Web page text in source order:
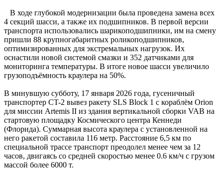
В ходе глубокой модернизации была проведена замена всех
4 секций шасси, а также их подшипников. В первой версии
транспорта использовались шарикоподшипники, им на смену
пришли 88 крупногабаритных роликоподшипников,
оптимизированных для экстремальных нагрузок. Их
оснастили новой системой смазки и 352 датчиками для
мониторинга температуры. В итоге новое шасси увеличило
грузоподъёмность краулера на 50%.
В минувшую субботу, 17 января 2026 года, гусеничный
транспортер CT-2 вывез ракету SLS Block 1 с кораблём Orion
для миссии Artemis II из здания вертикальной сборки VAB на
стартовую площадку Космического центра Кеннеди
(Флорида). Суммарная высота краулера с установленной на
него ракетой составила 116 метр. Расстояние 6,5 км по
специальной трассе транспорт преодолел менее чем за 12
часов, двигаясь со средней скоростью менее 0.6 км/ч с грузом
массой более 6000 т.